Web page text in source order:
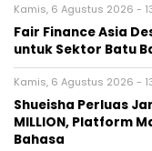
Kamis, 6 Agustus 2026 -
Fair Finance Asia
untuk Sektor Batu
Kamis, 6 Agustus 2026 -
Shueisha Perluas
MILLION, Platform
Bahasa